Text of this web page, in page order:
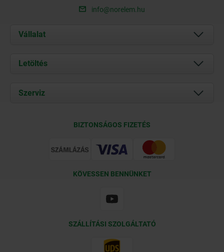
info@norelem.hu
Vállalat
Rólunk
Kapcsolat
Letöltés
Documents
Szerviz
BIZTONSÁGOS FIZETÉS
KÖVESSEN BENNÜNKET
SZÁLLÍTÁSI SZOLGÁLTATÓ